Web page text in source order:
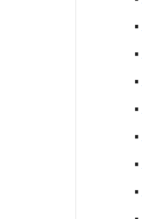
•
•
•
•
•
•
•